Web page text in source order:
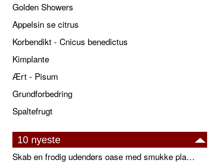
Golden Showers
Appelsin se citrus
Korbendikt - Cnicus benedictus
Kimplante
Ært - Pisum
Grundforbedring
Spaltefrugt
10 nyeste
Skab en frodig udendørs oase med smukke plantekrukker og elegante espalier